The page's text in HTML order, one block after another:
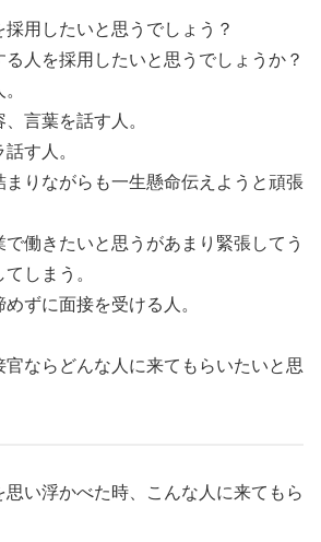
用したいと思うでしょう？
人を採用したいと思うでしょうか？
言葉を話す人。
す人。
まりながらも一生懸命伝えようと頑張
働きたいと思うがあまり緊張してう
しまう。
ずに面接を受ける人。
官ならどんな人に来てもらいたいと思
思い浮かべた時、こんな人に来てもら